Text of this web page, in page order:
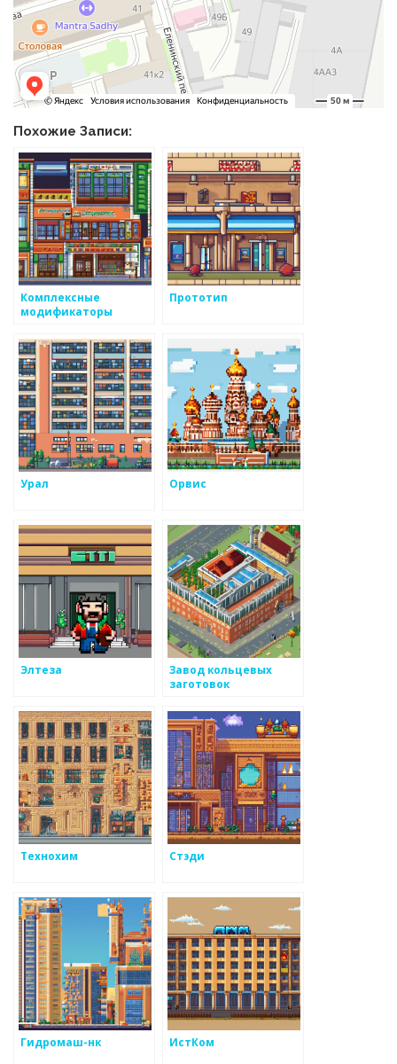
Похожие Записи:
Комплексные
модификаторы
Прототип
Урал Орвис
Элтеза
Завод кольцевых
заготовок
Технохим Стэди
Гидромаш-нк ИстКом